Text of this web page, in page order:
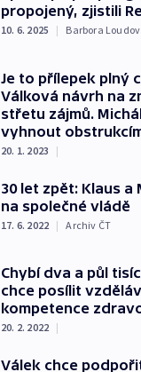
propojený, zjistili
10. 6. 2025 | Barbora
Je to přílepek plný
Válková návrh na
střetu zájmů.
vyhnout
20. 1. 2023 |
30 let zpět: Klaus
na společné vládě
17. 6. 2022 | Archiv ČT
Chybí dva a půl
chce posílit
kompetence
20. 2. 2022 |
Válek chce